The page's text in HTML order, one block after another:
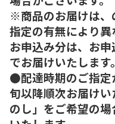
※商品のお届けは、
指定の有無により
お申込み分は、お
でお届けいたします
●配達時期のご指定
旬以降順次お届け
のし」をご希望の